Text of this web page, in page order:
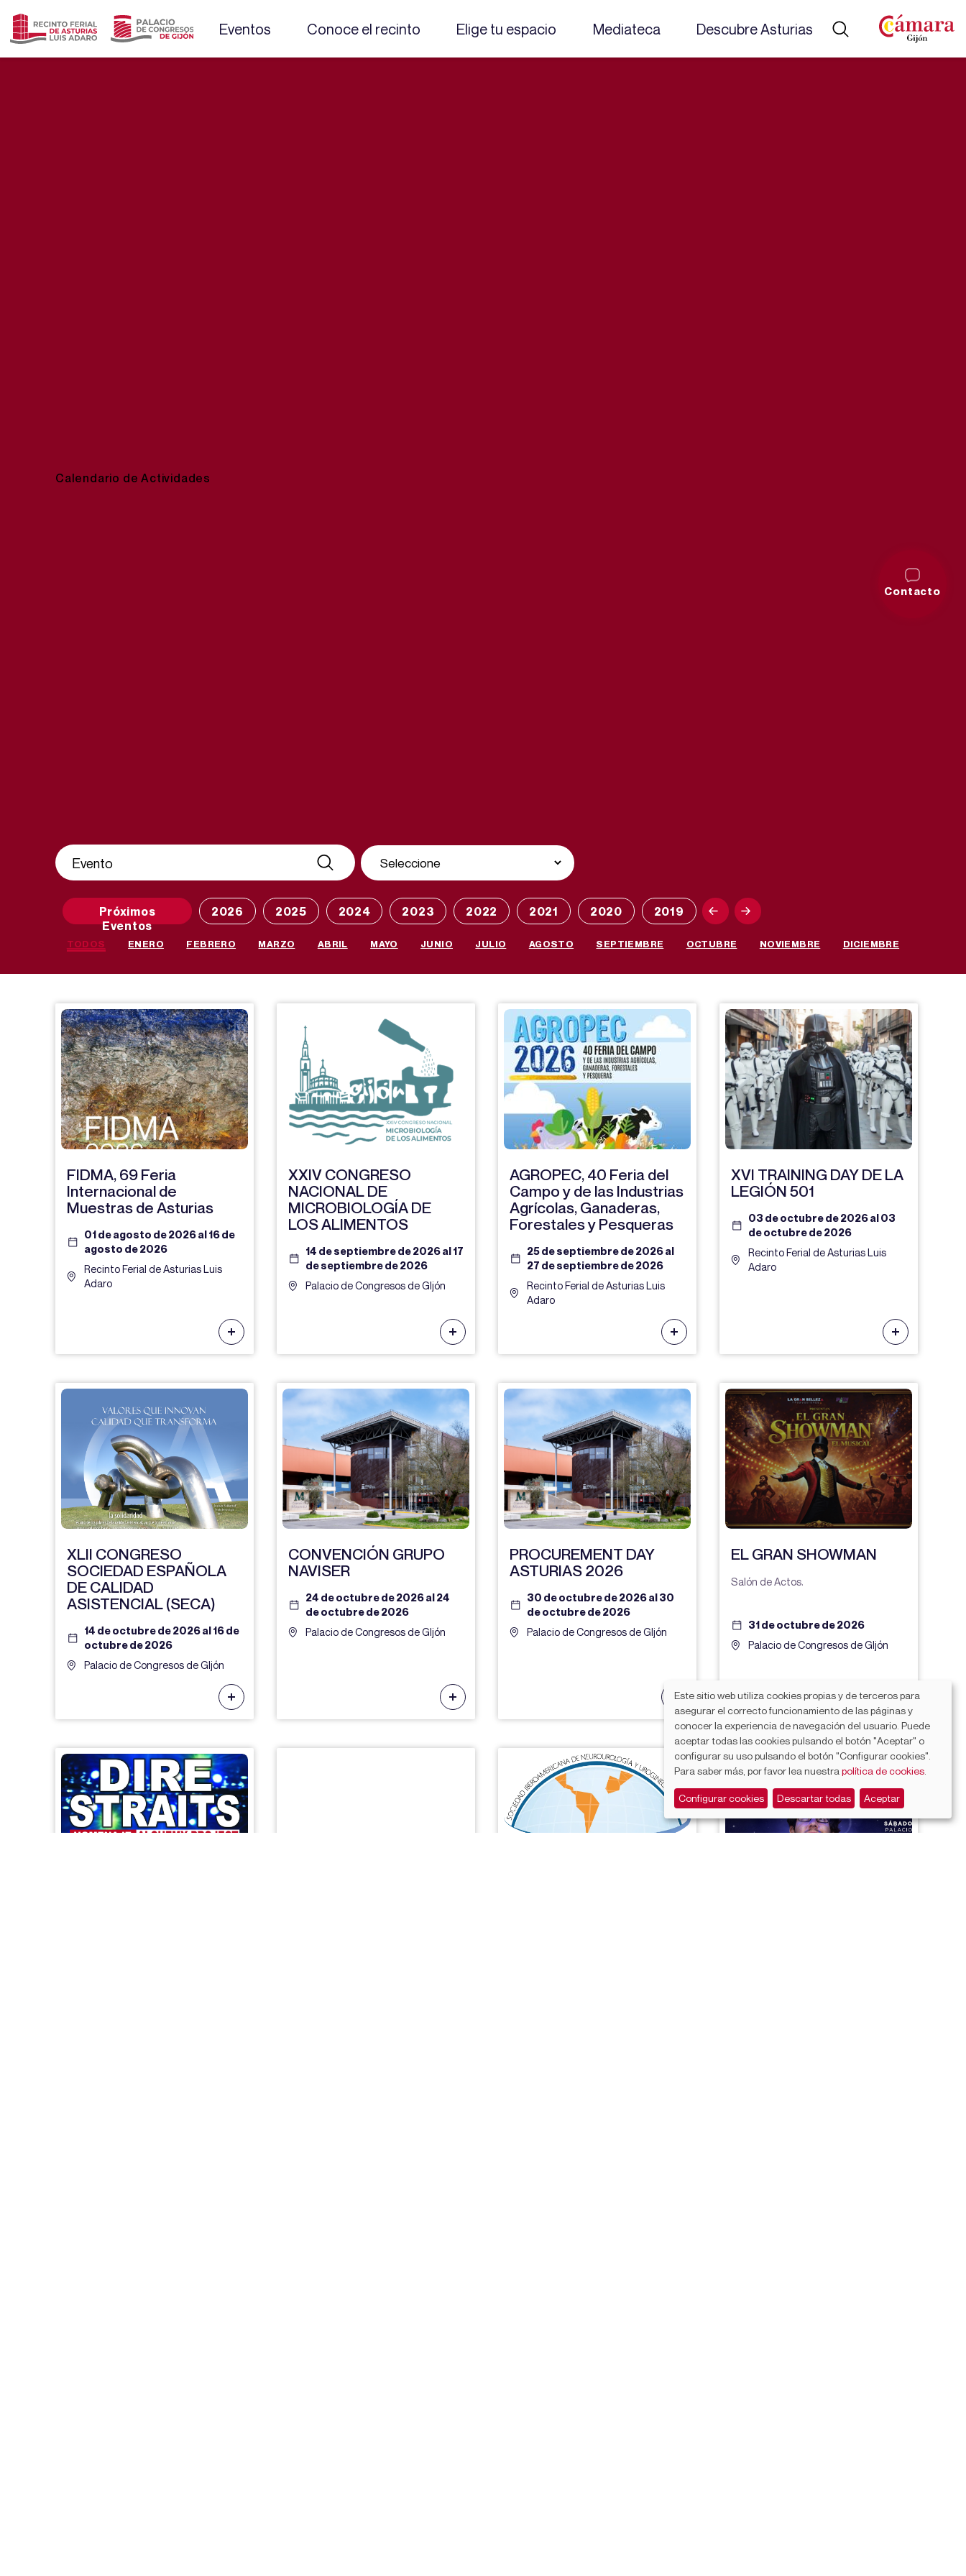
Eventos Conoce el recinto Elige tu espacio Mediateca Descubre Asturias
Contacto
Calendario de Actividades
Próximos
Eventos
2026 2025 2024 2023 2022 2021 2020 2019
TODOS ENERO FEBRERO MARZO ABRIL MAYO JUNIO JULIO AGOSTO SEPTIEMBRE OCTUBRE NOVIEMBRE DICIEMBRE
FIDMA, 69 Feria
Internacional de
Muestras de Asturias
01 de agosto de 2026 al 16 de
agosto de 2026
Recinto Ferial de Asturias Luis
Adaro
XXIV CONGRESO
NACIONAL DE
MICROBIOLOGÍA DE
LOS ALIMENTOS
14 de septiembre de 2026 al 17
de septiembre de 2026
Palacio de Congresos de GIjón
AGROPEC, 40 Feria del
Campo y de las Industrias
Agrícolas, Ganaderas,
Forestales y Pesqueras
25 de septiembre de 2026 al
27 de septiembre de 2026
Recinto Ferial de Asturias Luis
Adaro
XVI TRAINING DAY DE LA
LEGIÓN 501
03 de octubre de 2026 al 03
de octubre de 2026
Recinto Ferial de Asturias Luis
Adaro
XLII CONGRESO
SOCIEDAD ESPAÑOLA
DE CALIDAD
ASISTENCIAL (SECA)
14 de octubre de 2026 al 16 de
octubre de 2026
Palacio de Congresos de GIjón
CONVENCIÓN GRUPO
NAVISER
24 de octubre de 2026 al 24
de octubre de 2026
Palacio de Congresos de GIjón
PROCUREMENT DAY
ASTURIAS 2026
30 de octubre de 2026 al 30
de octubre de 2026
Palacio de Congresos de GIjón
EL GRAN SHOWMAN
Salón de Actos.
31 de octubre de 2026
Palacio de Congresos de GIjón
Este sitio web utiliza cookies propias y de terceros para
asegurar el correcto funcionamiento de las páginas y
conocer la experiencia de navegación del usuario. Puede
aceptar todas las cookies pulsando el botón "Aceptar" o
configurar su uso pulsando el botón "Configurar cookies".
Para saber más, por favor lea nuestra política de cookies
Configurar cookies Descartar todas Aceptar